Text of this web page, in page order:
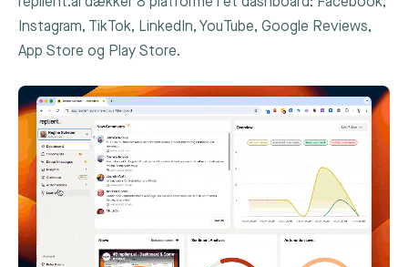
Instagram, TikTok, LinkedIn, YouTube, Google Reviews,
App Store og Play Store.